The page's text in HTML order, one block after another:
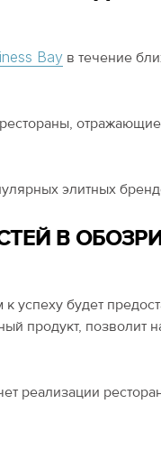
Bay в течение
элитных
В
успеху будет
продукт, позволит
реализации